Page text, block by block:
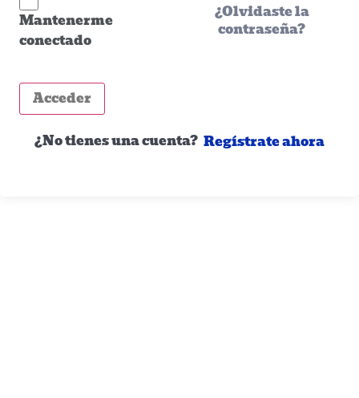
Mantenerme
conectado
¿Olvidaste la
contraseña?
Acceder
¿No tienes una cuenta? Regístrate ahora